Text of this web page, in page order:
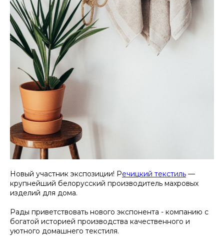
Новый участник экспозиции! Речицкий текстиль —
крупнейший белорусский производитель махровых
изделий для дома.
Рады приветствовать нового экспонента - компанию с
богатой историей производства качественного и
уютного домашнего текстиля.